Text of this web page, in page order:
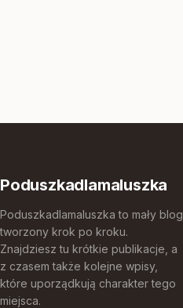
Poduszkadlamaluszka
Poduszkadlamaluszka to mały blog
tworzony krok po kroku.
Znajdziesz tu krótkie publikacje, a
z czasem także kolejne wpisy,
które uporządkują charakter tego
miejsca.